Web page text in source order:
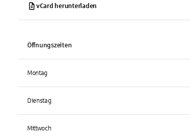
vCard herunterladen
Öffnungszeiten
Montag
Dienstag
Mittwoch